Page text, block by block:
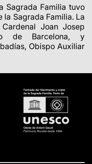
Sagrada Familia tuvo
la Sagrada Familia. La
Joan Josep
de Barcelona, y
Obispo Auxiliar